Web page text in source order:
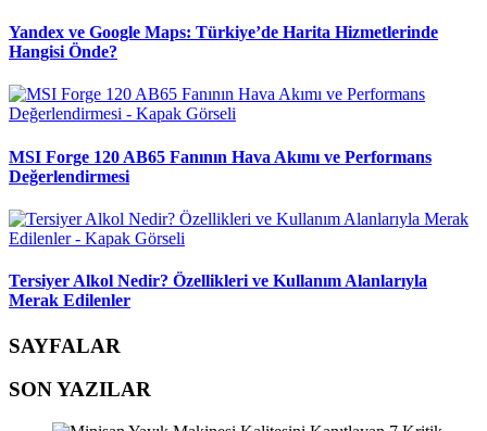
Yandex ve Google Maps: Türkiye’de Harita Hizmetlerinde
Hangisi Önde?
MSI Forge 120 AB65 Fanının Hava Akımı ve Performans
Değerlendirmesi
Tersiyer Alkol Nedir? Özellikleri ve Kullanım Alanlarıyla
Merak Edilenler
SAYFALAR
SON YAZILAR